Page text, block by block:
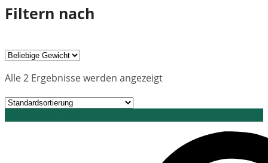
Filtern nach
Alle 2 Ergebnisse werden angezeigt